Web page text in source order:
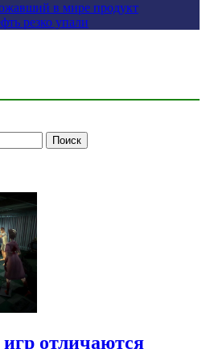
в мире продукт
резко упали
отличаются